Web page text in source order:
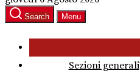
Search Menu
Sezioni generali